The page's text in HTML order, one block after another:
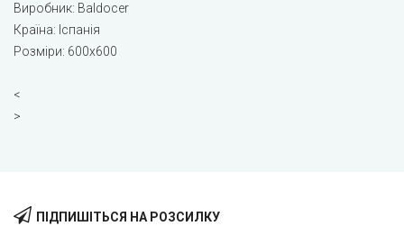
Виробник: Baldocer
Країна: Іспанія
Розміри: 600x600
<
>
ПІДПИШІТЬСЯ НА РОЗСИЛКУ